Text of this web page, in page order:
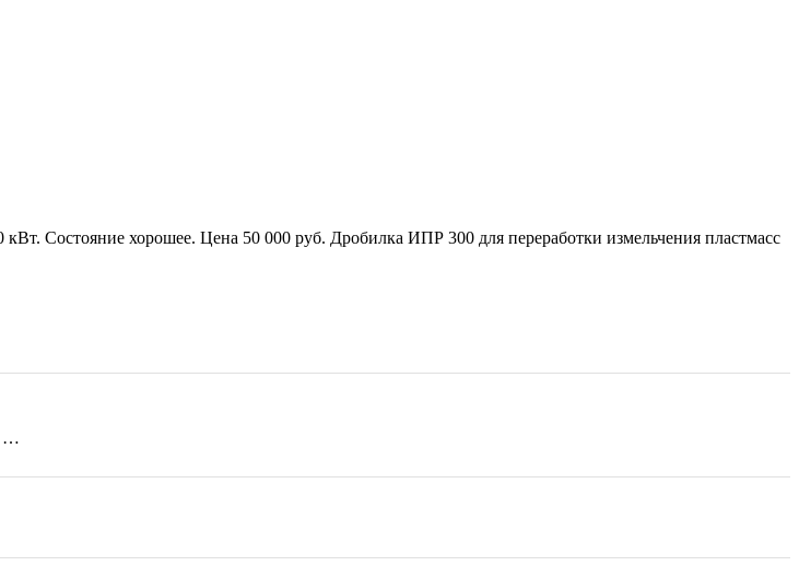
кВт. Состояние хорошее. Цена 50 000 руб. Дробилка ИПР 300 для переработки измельчения пластмасс
…